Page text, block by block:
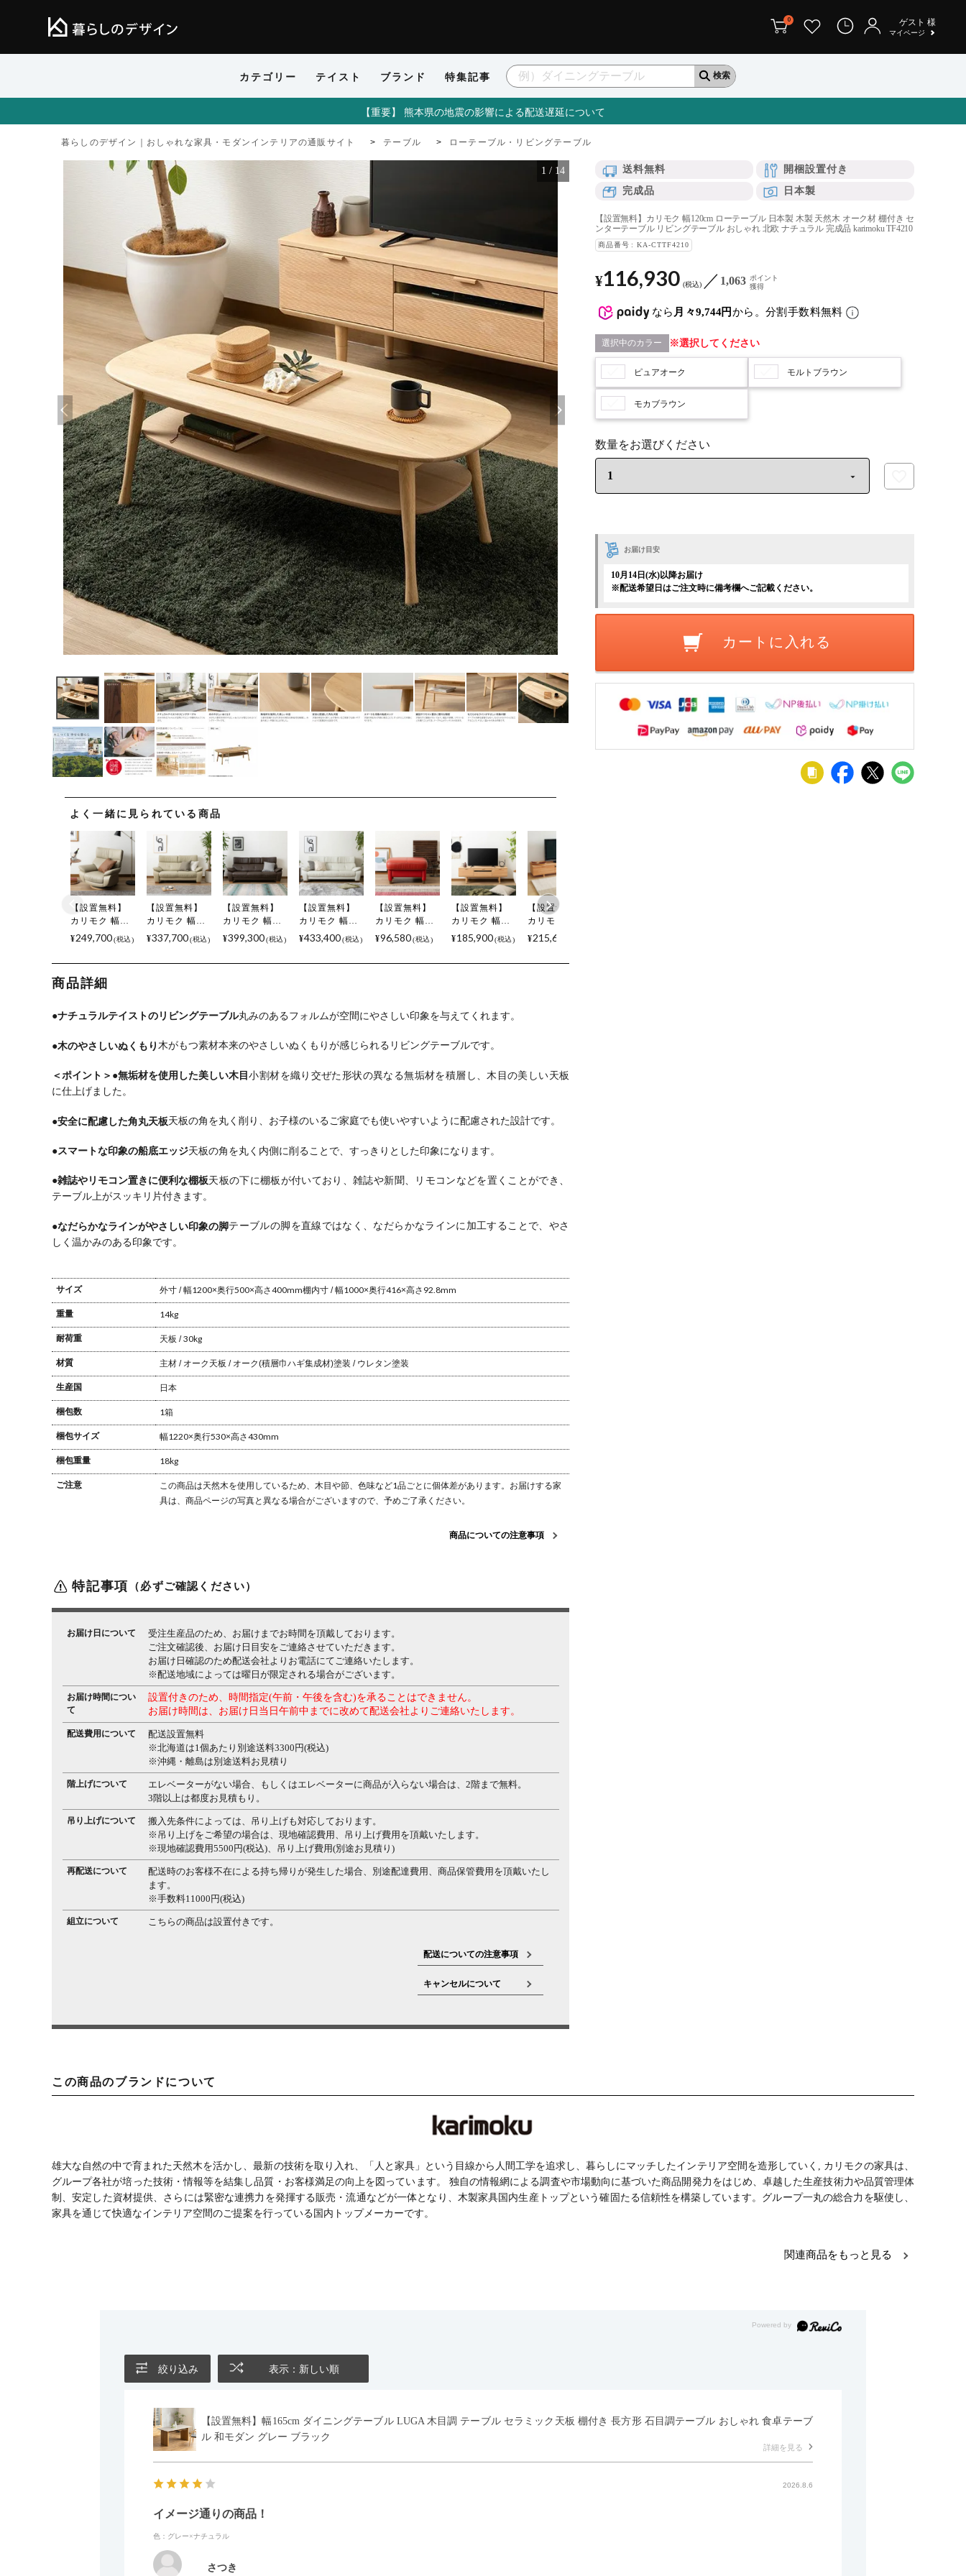
カテゴリー テイスト ブランド 特集記事
0 ゲスト 様
マイページ
【重要】 熊本県の地震の影響による配送遅延について
暮らしのデザイン｜おしゃれな家具・モダンインテリアの通販サイト テーブル ローテーブル・リビングテーブル
1 / 14
よく一緒に見られている商品
【設置無料】
カリモク 幅
98cm 1人掛け
回転ソファ 日
ファ モールド
トグレイン リ
レザーソファ
karimoku
ZW7300
¥249,700 税込
【設置無料】
カリモク 幅
168cm 2人掛け
ソファ ハイバ
リビングソフ
ァ おしゃれ
ZW7312 ルン
¥337,700 税込
【設置無料】
カリモク 幅
198cm 3人掛け
ソファ ハイバ
リビングソフ
ァ アームソフ
ァ おしゃれ
ZW7303 ルン
¥399,300 税込
【設置無料】
カリモク 幅
213cm 3人掛け
ロングソファ
レイン リビン
ーソファ おし
ZW7313 ルン
¥433,400 税込
【設置無料】
カリモク 幅
68.5cm オット
マン 日本製 本
ル 足置き フッ
リビング 玄関
ZW7306 ルン
¥96,580 税込
【設置無料】
カリモク 幅
152cm 木製 テ
レビボード 日
レビ台 ローボ
ード おしゃれ
ナチュラル
QD5107 ルン
¥185,900 税込
【設置無料】
カリモク 幅
182cm 木製 テ
QD6107 ルン
¥215,600
商品詳細
●ナチュラルテイストのリビングテーブル丸みのあるフォルムが空間にやさしい印象を与えてくれます。
●木のやさしいぬくもり 木がもつ素材本来のやさしいぬくもりが感じられるリビングテーブルです。
＜ポイント＞ ●無垢材を使用した美しい木目 小割材を織り交ぜた形状の異なる無垢材を積層し、木目の美しい天板
に仕上げました。
●安全に配慮した角丸天板天板の角を丸く削り、お子様のいるご家庭でも使いやすいように配慮された設計です。
●スマートな印象の船底エッジ天板の角を丸く内側に削ることで、すっきりとした印象になります。
●雑誌やリモコン置きに便利な棚板天板の下に棚板が付いており、雑誌や新聞、リモコンなどを置くことができ、
テーブル上がスッキリ片付きます。
●なだらかなラインがやさしい印象の脚テーブルの脚を直線ではなく、なだらかなラインに加工することで、やさ
しく温かみのある印象です。
サイズ 外寸 / 幅1200×奥行500×高さ400mm棚内寸 / 幅1000×奥行416×高さ92.8mm
重量 14kg
耐荷重 天板 / 30kg
材質 主材 / オーク 天板 / オーク(積層巾ハギ集成材)塗装 / ウレタン塗装
生産国 日本
梱包数 1箱
梱包サイズ 幅1220×奥行530×高さ430mm
梱包重量 18kg
ご注意 この商品は天然木を使用しているため、木目や節、色味など1品ごとに個体差があります。 お届けする家
具は、商品ページの写真と異なる場合がございますので、予めご了承ください。
商品についての注意事項
特記事項 （必ずご確認ください）
お届け日について
受注生産品のため、お届けまでお時間を頂戴しております。
ご注文確認後、お届け日目安をご連絡させていただきます。
お届け日確認のため配送会社よりお電話にてご連絡いたします。
※配送地域によっては曜日が限定される場合がございます。
お届け時間につい
て
設置付きのため、時間指定(午前・午後を含む)を承ることはできません。
お届け時間は、お届け日当日午前中までに改めて配送会社よりご連絡いたします。
配送費用について
配送設置無料
※北海道は1個あたり別途送料3300円(税込)
※沖縄・離島は別途送料お見積り
階上げについて
エレベーターがない場合、もしくはエレベーターに商品が入らない場合は、2階まで無料。
3階以上は都度お見積もり。
吊り上げについて
搬入先条件によっては、吊り上げも対応しております。
※吊り上げをご希望の場合は、現地確認費用、吊り上げ費用を頂戴いたします。
※現地確認費用5500円(税込)、吊り上げ費用(別途お見積り)
再配送について
配送時のお客様不在による持ち帰りが発生した場合、別途配達費用、商品保管費用を頂戴いたし
ます。
※手数料11000円(税込)
組立について こちらの商品は設置付きです。
配送についての注意事項
キャンセルについて
送料無料
開梱設置付き
完成品
日本製
【設置無料】カリモク 幅120cm ローテーブル 日本製 木製 天然木 オーク材 棚付き セ
ンターテーブル リビングテーブル おしゃれ 北欧 ナチュラル 完成品 karimoku TF4210
商品番号 KA-CTTF4210
なら 月々9,744円から。分割手数料無料
¥116,930 税込 1,063 ポイント
獲得
お届け目安
10月14日(水)以降お届け
※配送希望日はご注文時に備考欄へご記載ください。
カラー 選択してください
ピュアオーク モルトブラウン
モカブラウン
カートに入れる
この商品のブランドについて
雄大な自然の中で育まれた天然木を活かし、最新の技術を取り入れ、「人と家具」という目線から人間工学を追求し、暮らしにマッチしたインテリア空間を造形していく, カリモクの家具は、
グループ各社が培った技術・情報等を結集し品質・お客様満足の向上を図っています。 独自の情報網による調査や市場動向に基づいた商品開発力をはじめ、卓越した生産技術力や品質管理体
制、安定した資材提供、さらには緊密な連携力を発揮する販売・流通などが一体となり、木製家具国内生産トップという確固たる信頼性を構築しています。グループ一丸の総合力を駆使し、
家具を通じて快適なインテリア空間のご提案を行っている国内トップメーカーです。
関連商品をもっと見る
絞り込み 表示：新しい順
【設置無料】幅165cm ダイニングテーブル LUGA 木目調 テーブル セラミック天板 棚付き 長方形 石目調テーブル おしゃれ 食卓テーブ
ル 和モダン グレー ブラック
詳細を見る
2026.8.6
イメージ通りの商品！
色：グレー×ナチュラル
さつき